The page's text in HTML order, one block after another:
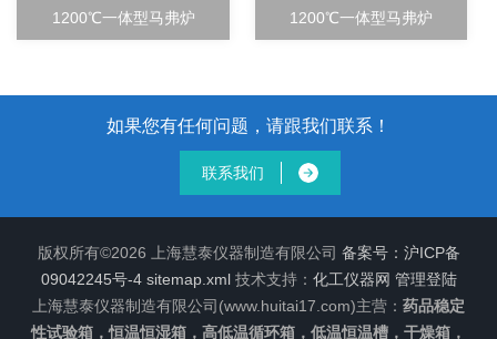
1200℃一体型马弗炉 1200℃一体型马弗炉
如果您有任何问题，请跟我们联系！
联系我们
版权所有©2026 上海慧泰仪器制造有限公司 备案号：沪ICP备
09042245号-4 sitemap.xml技术支持： 化工仪器网 管理登陆
上海慧泰仪器制造有限公司(www.huitai17.com)主营： 药品稳定
性试验箱，恒温恒湿箱，高低温循环箱，低温恒温槽，干燥箱，